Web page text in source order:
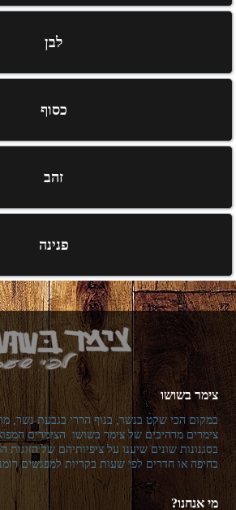
לבן
כסוף
זהב
פנינה
צימר בשושו
במקום הכי שקט בנשר, בנוף הררי בגבעת נשר,
צימרים מרהיבים של צימר בשושו. הצימרים
בסגנונות שונים שיענו על ציפיותיהם של
בחיפה או חדרים לפי שעות בקריות למפגשים
מי אנחנו?